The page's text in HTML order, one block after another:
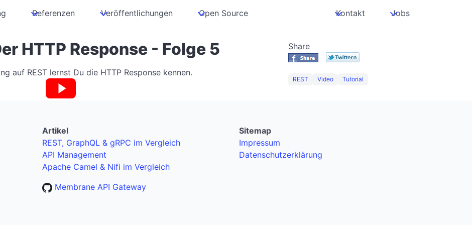
Referenzen Veröffentlichungen Open Source Kontakt Jobs
HTTP Response - Folge 5
auf REST lernst Du die HTTP Response kennen.
Share
REST Video Tutorial
Artikel
REST, GraphQL & gRPC im Vergleich
API Management
Apache Camel & Nifi im Vergleich
Membrane API Gateway
Sitemap
Impressum
Datenschutzerklärung